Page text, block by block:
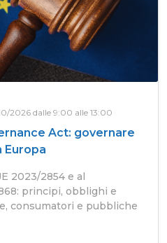
2026 dalle 9:00 alle 13:00
Act: governare
Europa
2023/2854 e al
principi, obblighi e
consumatori e pubbliche